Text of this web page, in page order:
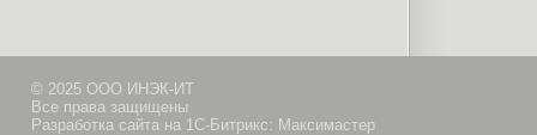
© 2025 ООО ИНЭК-ИТ
Все права защищены
Разработка сайта на 1С-Битрикс: Максимастер